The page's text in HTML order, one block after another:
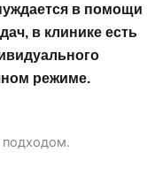
в помощи
в клинике есть
режиме.
подходом.